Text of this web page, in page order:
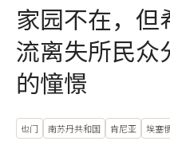
家园不在，但
流离失所民众
的憧憬
也门 南苏丹共和国 肯尼亚 埃塞